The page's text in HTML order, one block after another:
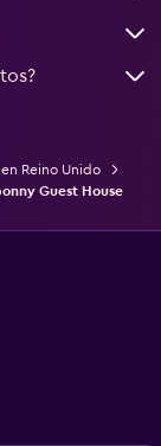
Reino Unido
Guest House